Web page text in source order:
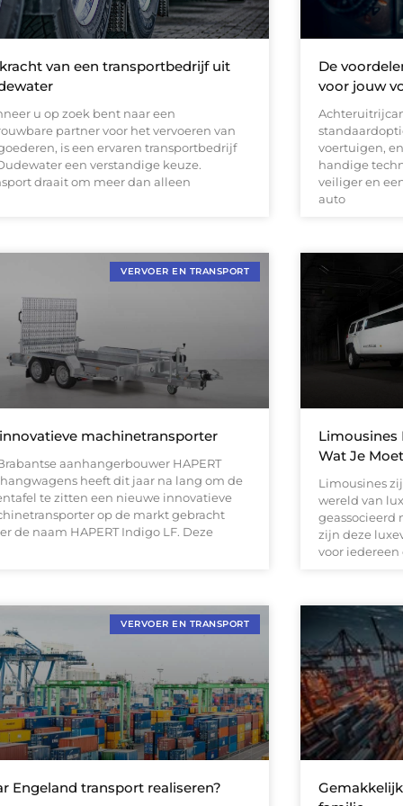
van een transportbedrijf uit
u op zoek bent naar een
partner voor het vervoeren van
is een ervaren transportbedrijf
een verstandige keuze.
draait om meer dan alleen
De
voor jouw
voertuigen,
handige
veiliger en
auto
VERVOER EN TRANSPORT
machinetransporter
aanhangerbouwer HAPERT
heeft dit jaar na lang om de
te zitten een nieuwe innovatieve
op de markt gebracht
de naam HAPERT Indigo LF. Deze
Limousines
Wat Je
Limousines
wereld van
geassocieerd
zijn deze
voor iedereen
VERVOER EN TRANSPORT
Engeland transport realiseren?